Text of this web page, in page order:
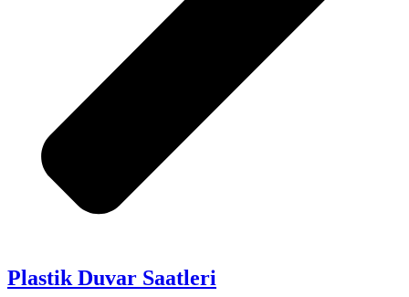
Plastik Duvar Saatleri